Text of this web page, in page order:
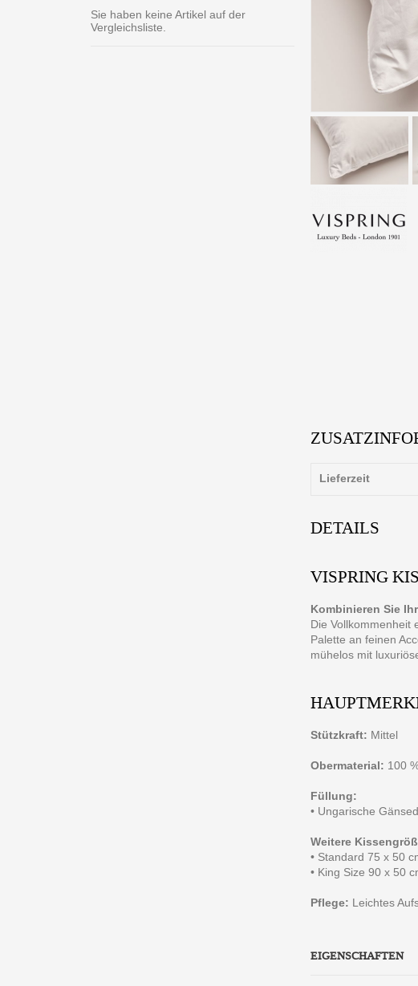
Lieferzeit
DETAILS
VISPRING
Kombinieren Sie
Die Vollkommenheit
Palette an feinen
mühelos mit
Stützkraft: Mittel
Obermaterial: 100
Füllung:
• Ungarische
Weitere
• Standard 75 x 50
• King Size 90 x 50
Pflege: Leichtes
EIGENSCHAFTEN
Sie haben keine Artikel auf der
Vergleichsliste.